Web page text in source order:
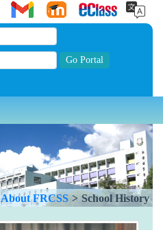
About FRCSS > School History